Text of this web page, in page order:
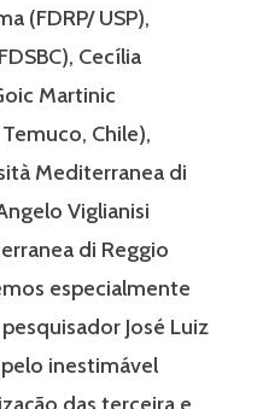
(FDRP/ USP),
Cecília
Martinic
Chile),
Mediterranea di
Viglianisi
di Reggio
especialmente
José Luiz
pelo inestimável